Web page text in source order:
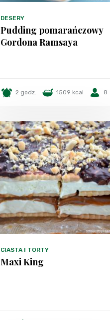
DESERY
Pudding pomarańczowy
Gordona Ramsaya
2 godz. 1509 kcal 8
CIASTA I TORTY
Maxi King